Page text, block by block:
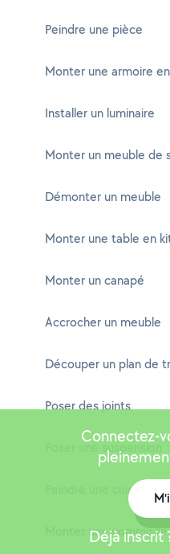
Peindre une pièce
Monter une armoire
Installer un luminaire
Monter un meuble de
Démonter un meuble
Monter une table en
Monter un canapé
Accrocher un meuble
Découper un plan de
Poser des joints
Poser une suspension
Peindre une cuisine
Monter une commode
Connectez-
Déjà inscrit